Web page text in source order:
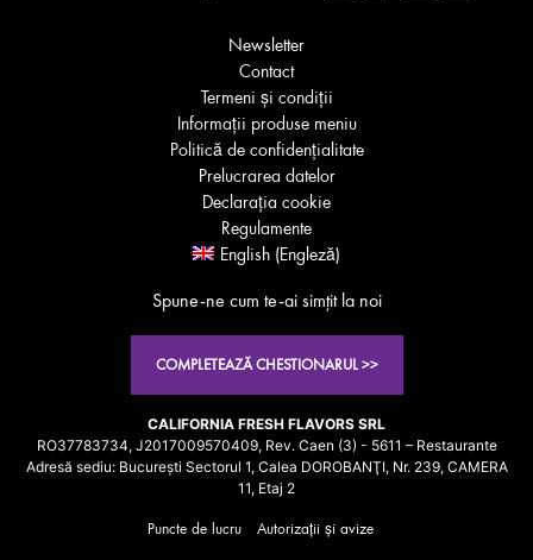
Newsletter
Contact
Termeni și condiții
Informații produse meniu
Politică de confidențialitate
Prelucrarea datelor
Declarația cookie
Regulamente
English(Engleză)
Spune-ne cum te-ai simţit la noi
COMPLETEAZĂ CHESTIONARUL >>
CALIFORNIA FRESH FLAVORS SRL
RO37783734, J2017009570409, Rev. Caen (3) - 5611 – Restaurante
Adresă sediu: Bucureşti Sectorul 1, Calea DOROBANŢI, Nr. 239, CAMERA
11, Etaj 2
Puncte de lucru Autorizații și avize